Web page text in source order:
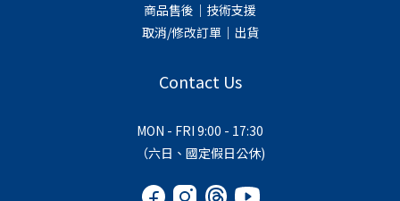
商品售後｜技術支援
取消/修改訂單｜出貨
Contact Us
MON - FRI 9:00 - 17:30
（六日、國定假日公休)